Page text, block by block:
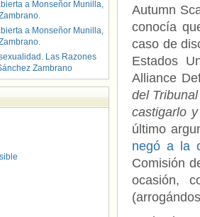
Autumn
conocía
caso de
Estados
Alliance
del
castigarlo
último
negó a la
Comisión
ocasión,
a Monseñor Munilla,
a Monseñor Munilla,
Las Razones
Zambrano